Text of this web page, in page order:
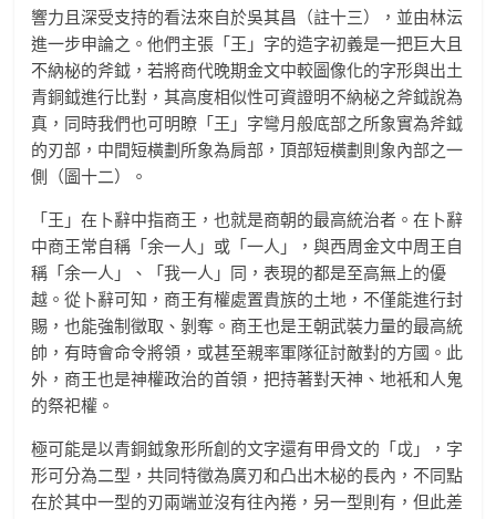
響力且深受支持的看法來自於吳其昌（註十三），並由林沄
進一步申論之。他們主張「王」字的造字初義是一把巨大且
不納柲的斧鉞，若將商代晚期金文中較圖像化的字形與出土
青銅鉞進行比對，其高度相似性可資證明不納柲之斧鉞說為
真，同時我們也可明瞭「王」字彎月般底部之所象實為斧鉞
的刃部，中間短橫劃所象為肩部，頂部短橫劃則象內部之一
側（圖十二）。
「王」在卜辭中指商王，也就是商朝的最高統治者。在卜辭
中商王常自稱「余一人」或「一人」，與西周金文中周王自
稱「余一人」、「我一人」同，表現的都是至高無上的優
越。從卜辭可知，商王有權處置貴族的土地，不僅能進行封
賜，也能強制徵取、剝奪。商王也是王朝武裝力量的最高統
帥，有時會命令將領，或甚至親率軍隊征討敵對的方國。此
外，商王也是神權政治的首領，把持著對天神、地衹和人鬼
的祭祀權。
極可能是以青銅鉞象形所創的文字還有甲骨文的「戉」，字
形可分為二型，共同特徵為廣刃和凸出木柲的長內，不同點
在於其中一型的刃兩端並沒有往內捲，另一型則有，但此差